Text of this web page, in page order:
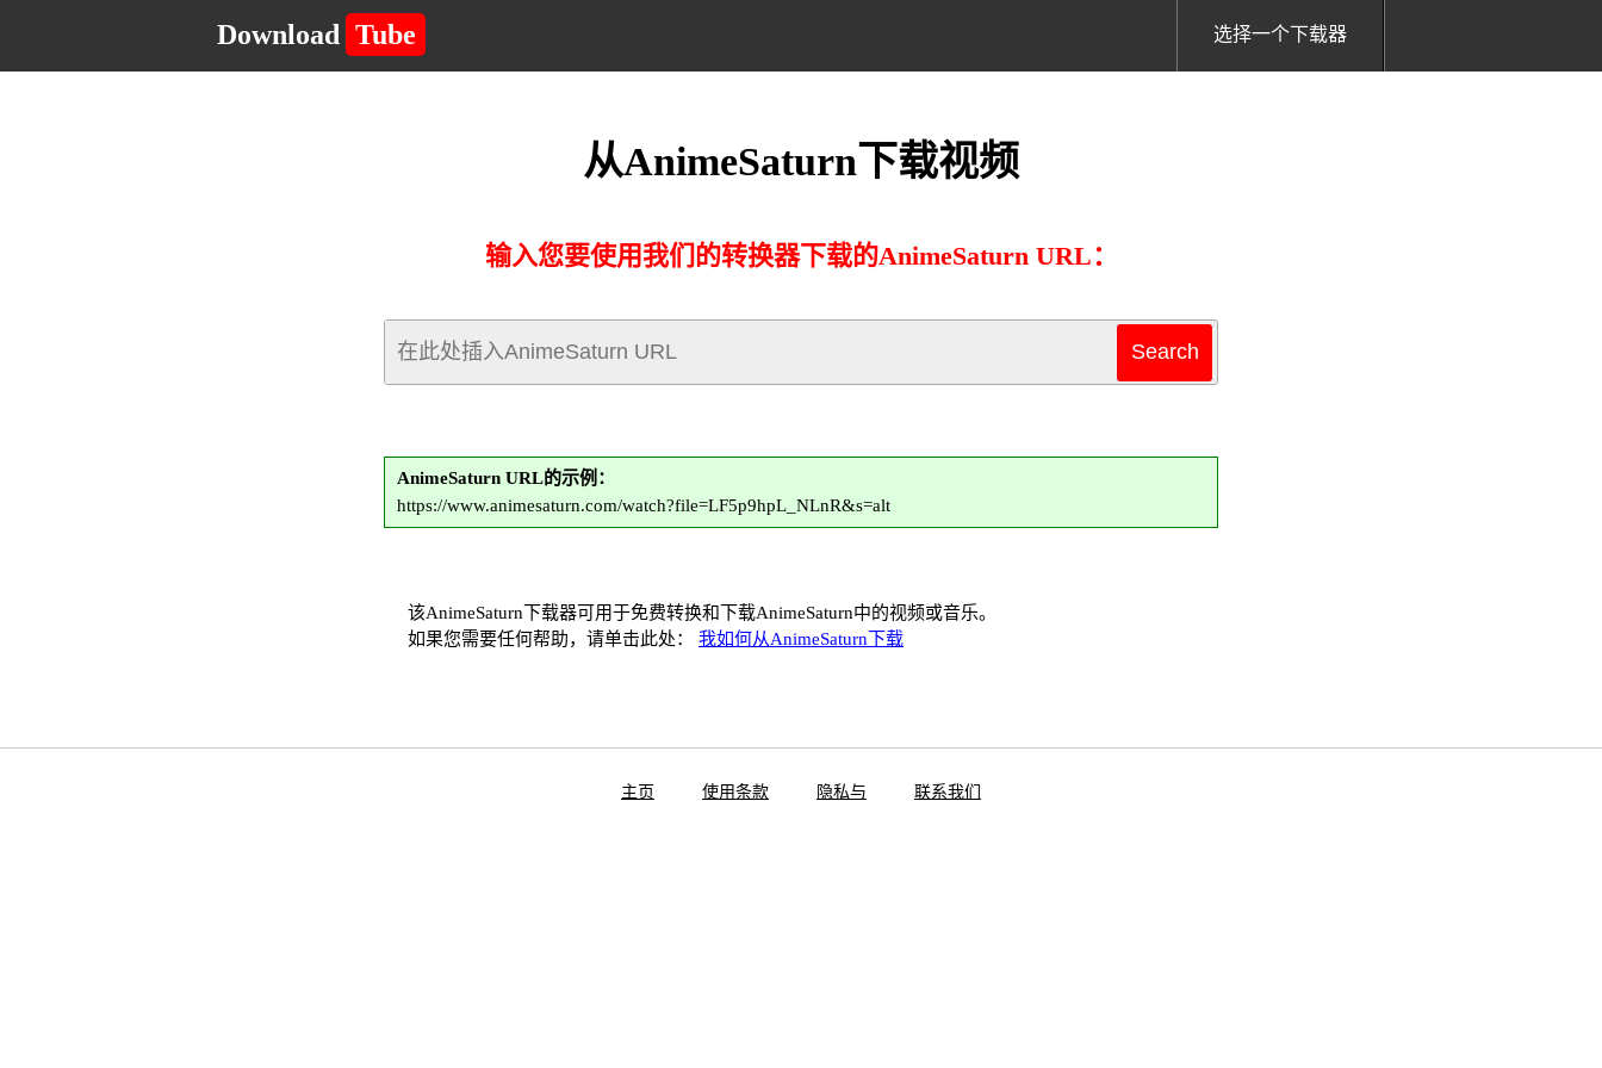
Download Tube 选择一个下载器
从AnimeSaturn下载视频
输入您要使用我们的转换器下载的AnimeSaturn URL：
AnimeSaturn URL的示例：
https://www.animesaturn.com/watch?file=LF5p9hpL_NLnR&s=alt
该AnimeSaturn下载器可用于免费转换和下载AnimeSaturn中的视频或音乐。
如果您需要任何帮助，请单击此处： 我如何从AnimeSaturn下载
主页 使用条款 隐私与 联系我们